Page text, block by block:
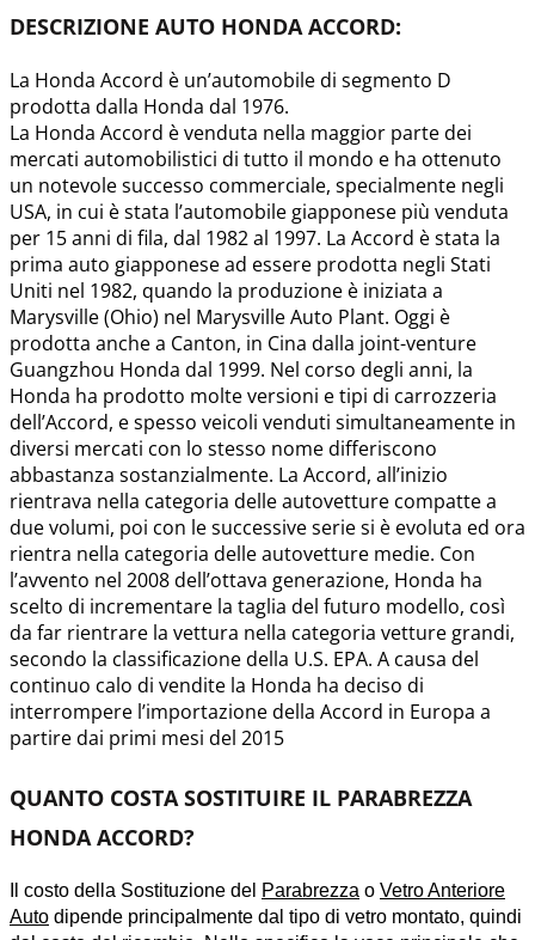
DESCRIZIONE AUTO HONDA ACCORD:
La Honda Accord è un’automobile di segmento D
prodotta dalla Honda dal 1976.
La Honda Accord è venduta nella maggior parte dei
mercati automobilistici di tutto il mondo e ha ottenuto
un notevole successo commerciale, specialmente negli
USA, in cui è stata l’automobile giapponese più venduta
per 15 anni di fila, dal 1982 al 1997. La Accord è stata la
prima auto giapponese ad essere prodotta negli Stati
Uniti nel 1982, quando la produzione è iniziata a
Marysville (Ohio) nel Marysville Auto Plant. Oggi è
prodotta anche a Canton, in Cina dalla joint-venture
Guangzhou Honda dal 1999. Nel corso degli anni, la
Honda ha prodotto molte versioni e tipi di carrozzeria
dell’Accord, e spesso veicoli venduti simultaneamente in
diversi mercati con lo stesso nome differiscono
abbastanza sostanzialmente. La Accord, all’inizio
rientrava nella categoria delle autovetture compatte a
due volumi, poi con le successive serie si è evoluta ed ora
rientra nella categoria delle autovetture medie. Con
l’avvento nel 2008 dell’ottava generazione, Honda ha
scelto di incrementare la taglia del futuro modello, così
da far rientrare la vettura nella categoria vetture grandi,
secondo la classificazione della U.S. EPA. A causa del
continuo calo di vendite la Honda ha deciso di
interrompere l’importazione della Accord in Europa a
partire dai primi mesi del 2015
QUANTO COSTA SOSTITUIRE IL PARABREZZA
HONDA ACCORD?
Il costo della Sostituzione del Parabrezza o Vetro Anteriore
Auto dipende principalmente dal tipo di vetro montato, quindi